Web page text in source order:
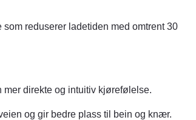
reduserer ladetiden med omtrent 30
mer direkte og intuitiv kjørefølelse.
og gir bedre plass til bein og knær.